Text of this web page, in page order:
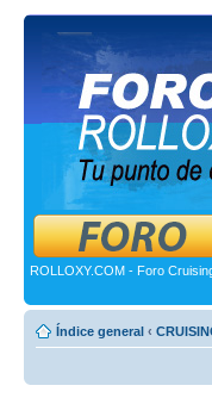
ROLLOXY.COM - Foro
Índice general ‹